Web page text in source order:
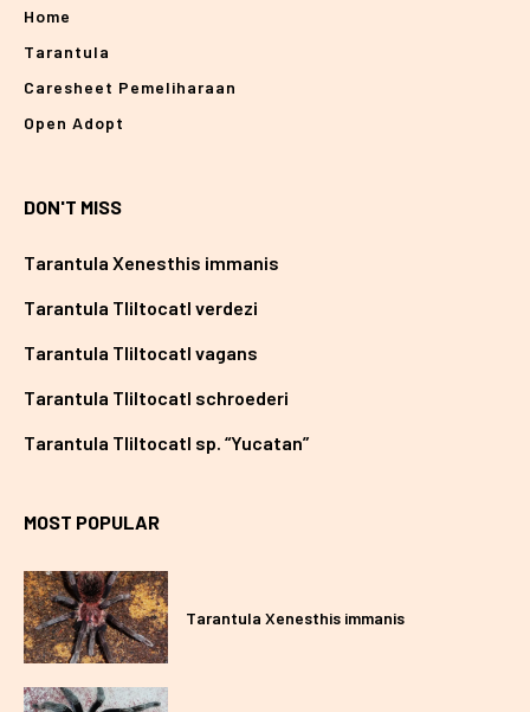
Home
Tarantula
Caresheet Pemeliharaan
Open Adopt
DON'T MISS
Tarantula Xenesthis immanis
Tarantula Tliltocatl verdezi
Tarantula Tliltocatl vagans
Tarantula Tliltocatl schroederi
Tarantula Tliltocatl sp. “Yucatan”
MOST POPULAR
Tarantula Xenesthis immanis